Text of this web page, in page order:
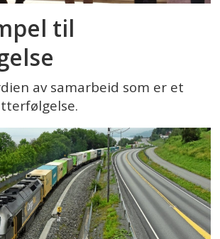
til
av samarbeid som er et